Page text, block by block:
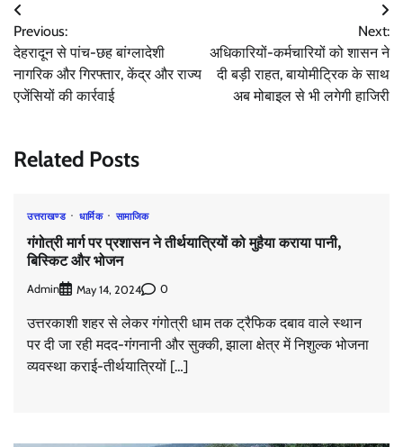
Post
navigation
Previous:
देहरादून से पांच-छह बांग्लादेशी
नागरिक और गिरफ्तार, केंद्र और राज्य
एजेंसियों की कार्रवाई
Next:
अधिकारियों-कर्मचारियों को शासन ने
दी बड़ी राहत, बायोमीटि्रक के साथ
अब मोबाइल से भी लगेगी हाजिरी
Related Posts
उत्तराखण्ड धार्मिक सामाजिक
गंगोत्री मार्ग पर प्रशासन ने तीर्थयात्रियों को मुहैया कराया पानी,
बिस्किट और भोजन
Admin May 14, 2024 0
उत्तरकाशी शहर से लेकर गंगोत्री धाम तक ट्रैफिक दबाव वाले स्थान
पर दी जा रही मदद-गंगनानी और सुक्की, झाला क्षेत्र में निशुल्क भोजना
व्यवस्था कराई-तीर्थयात्रियों […]